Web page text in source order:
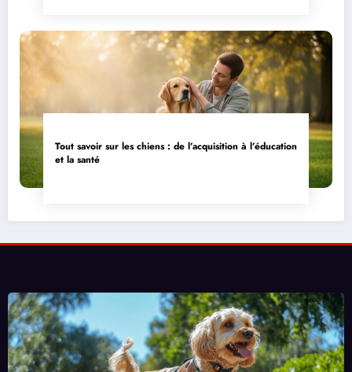
Tout savoir sur les chiens : de l’acquisition à l’éducation
et la santé